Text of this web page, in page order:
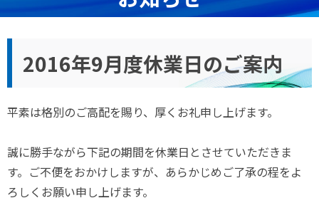
2016年9月度休業日のご案内
平素は格別のご高配を賜り、厚くお礼申し上げます。
誠に勝手ながら下記の期間を休業日とさせていただきま
す。ご不便をおかけしますが、あらかじめご了承の程をよ
ろしくお願い申し上げます。